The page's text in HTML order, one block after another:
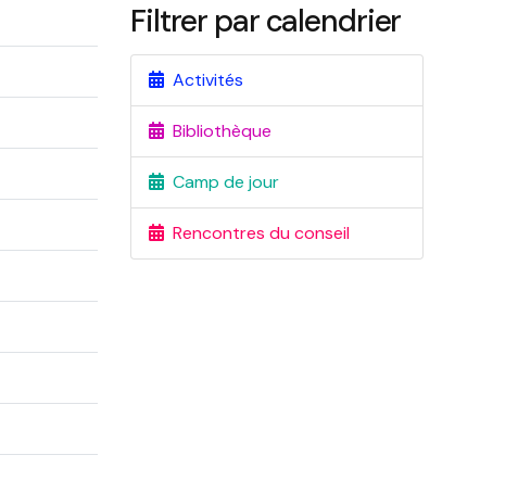
Filtrer par calendrier
Activités
Bibliothèque
Camp de jour
Rencontres du conseil